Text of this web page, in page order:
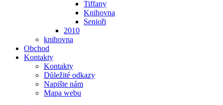
Tiffany
Knihovna
Senioři
2010
knihovna
Obchod
Kontakty
Kontakty
Důležité odkazy
Napište nám
Mapa webu